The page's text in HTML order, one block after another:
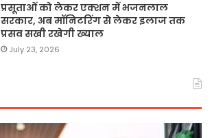
प्रसूताओं को लेकर एक्शन में भजनलाल
सरकार, अब मॉनिटरिंग से लेकर इलाज तक
प्रसव सखी रखेगी ख्याल
July 23, 2026